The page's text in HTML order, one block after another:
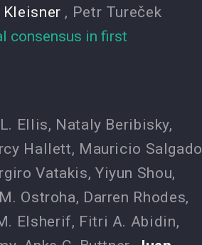
Kleisner , Petr Tureček
consensus in first
Ellis, Nataly Beribisky,
Hallett, Mauricio Salgado
Vatakis, Yiyun Shou,
Ostroha, Darren Rhodes,
Elsherif, Fitri A. Abidin,